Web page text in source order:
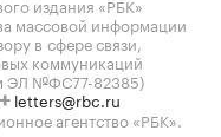
массовой информации
в сфере связи,
коммуникаций
ЭЛ №ФС77-82385)
letters@rbc.ru
агентство «РБК».